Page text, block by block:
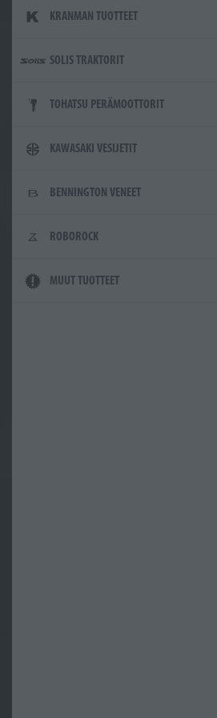
KRANMAN TUOTTEET
SOLIS TRAKTORIT
TOHATSU PERÄMOOTTORIT
KAWASAKI VESIJETIT
BENNINGTON VENEET
ROBOROCK
MUUT TUOTTEET